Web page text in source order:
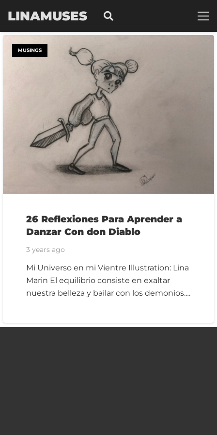
LINAMUSES
MUSINGS
26 Reflexiones Para Aprender a
Danzar Con don Diablo
3 years ago
Mi Universo en mi Vientre Illustration: Lina
Marin El equilibrio consiste en exaltar
nuestra belleza y bailar con los demonios.…